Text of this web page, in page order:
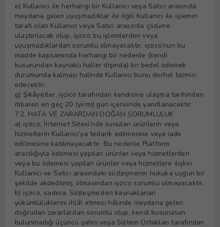
e) Kullanıcı ile herhangi bir Kullanıcı veya Satıcı arasında
meydana gelen uyuşmazlıklar ile ilgili Kullanıcı ile işlemin
tarafı olan Kullanıcı veya Satıcı arasında çözüme
ulaştırılacak olup, iyzico bu işlemlerden veya
uyuşmazlıklardan sorumlu olmayacaktır. iyzico’nun bu
madde kapsamında herhangi bir nedenle (kendi
kusurundan kaynaklı haller dışında) bir bedel ödemek
durumunda kalması halinde Kullanıcı bunu derhal tazmin
edecektir.
g) Şikâyetler, iyzico tarafından kendisine ulaşma tarihinden
itibaren en geç 20 (yirmi) gün içerisinde yanıtlanacaktır.
7.2. HATA VE ZARARDAN DOĞAN SORUMLULUK
a) iyzico, İnternet Sitesi’nde sunulan ürünlerin veya
hizmetlerin Kullanıcı’ya tedarik edilmesine veya iade
edilmesine katılmayacaktır. Bu nedenle Platform
aracılığıyla ödemesi yapılan ürünler veya hizmetlerden
veya bu ödemesi yapılan ürünler veya hizmetlere ilişkin
Kullanıcı ve Satıcı arasındaki sözleşmenin hukuka uygun bir
şekilde akdedilmiş olmasından iyzico sorumlu olmayacaktır.
b) iyzico, sadece Sözleşme’den kaynaklanan
yükümlülüklerini ihlâl etmesi hâlinde meydana gelen
doğrudan zararlardan sorumlu olup, kendi kusurunun
bulunmadığı üçüncü şahıs veya Sistem Ortakları tarafından